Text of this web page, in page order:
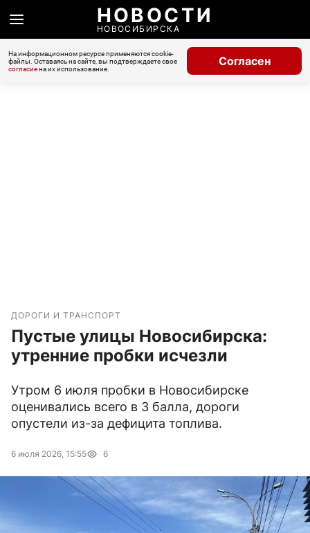
НОВОСТИ
НОВОСИБИРСКА
На информационном ресурсе применяются cookie-
файлы. Оставаясь на сайте, вы подтверждаете свое
согласиена их использование.
Согласен
ДОРОГИ И ТРАНСПОРТ
Пустые улицы Новосибирска:
утренние пробки исчезли
Утром 6 июля пробки в Новосибирске
оценивались всего в 3 балла, дороги
опустели из-за дефицита топлива.
6 июля 2026, 15:55 6